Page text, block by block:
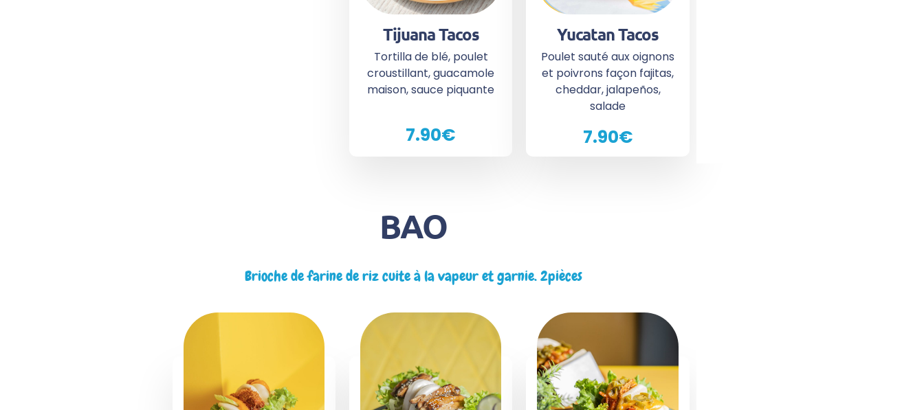
Tijuana Tacos
Tortilla de blé, poulet
croustillant, guacamole
maison, sauce piquante
7.90€
Yucatan Tacos
Poulet sauté aux oignons
et poivrons façon fajitas,
cheddar, jalapeños,
salade
7.90€
BAO
Brioche de farine de riz cuite à la vapeur et garnie. 2pièces